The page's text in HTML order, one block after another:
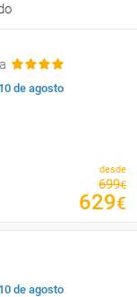
de agosto
desde
699€
629€
de agosto